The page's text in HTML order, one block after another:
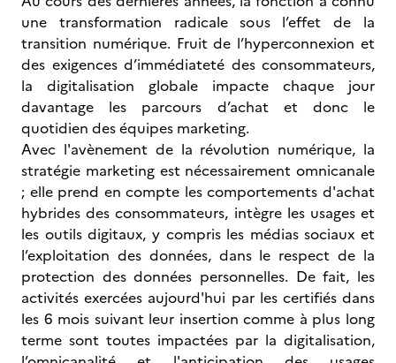
une transformation radicale sous l’effet de la
transition numérique. Fruit de l’hyperconnexion et
des exigences d’immédiateté des consommateurs,
la digitalisation globale impacte chaque jour
davantage les parcours d’achat et donc le
quotidien des équipes marketing.
Avec l'avènement de la révolution numérique, la
stratégie marketing est nécessairement omnicanale
; elle prend en compte les comportements d'achat
hybrides des consommateurs, intègre les usages et
les outils digitaux, y compris les médias sociaux et
l’exploitation des données, dans le respect de la
protection des données personnelles. De fait, les
activités exercées aujourd'hui par les certifiés dans
les 6 mois suivant leur insertion comme à plus long
terme sont toutes impactées par la digitalisation,